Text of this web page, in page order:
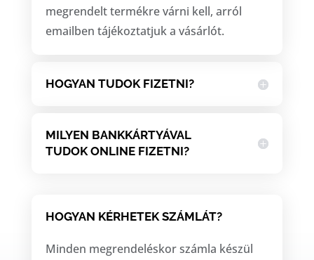
megrendelt termékre várni kell, arról
emailben tájékoztatjuk a vásárlót.
HOGYAN TUDOK FIZETNI?
MILYEN BANKKÁRTYÁVAL
TUDOK ONLINE FIZETNI?
HOGYAN KÉRHETEK SZÁMLÁT?
Minden megrendeléskor számla készül